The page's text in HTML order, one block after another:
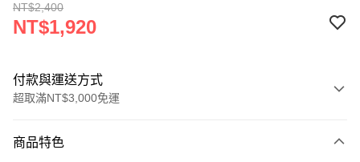
NT$2,400
NT$1,920
付款與運送方式
超取滿NT$3,000免運
信用卡一次付款
商品特色